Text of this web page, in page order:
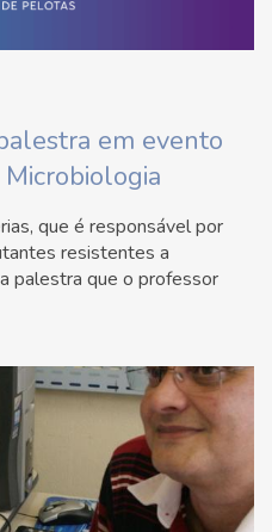
em evento
que é responsável por
resistentes a
palestra que o professor